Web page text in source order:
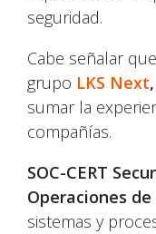
seguridad.
Cabe señalar que
grupo LKS Next,
sumar la
compañías.
SOC-CERT
Operaciones de
sistemas y